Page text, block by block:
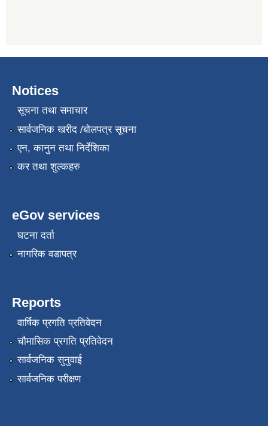
Notices
सूचना तथा समाचार
सार्वजनिक खरीद /बोलपत्र सूचना
एन, कानुन तथा निर्देशिका
कर तथा शुल्कहरु
eGov services
घटना दर्ता
नागरिक वडापत्र
Reports
वार्षिक प्रगति प्रतिवेदन
चौमासिक प्रगति प्रतिवेदन
सार्वजनिक सुनुवाई
सार्वजनिक परीक्षण